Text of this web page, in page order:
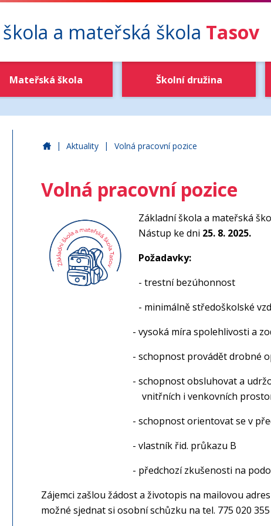
a mateřská škola Tasov
Mateřská škola Školní družina
Základní škola a mateřská škola Tasov
| Aktuality | Volná pracovní pozice
Volná pracovní pozice
Základní škola a mateřská
Nástup ke dni 25. 8. 2025.
Požadavky:
- trestní bezúhonnost
- minimálně středoškolské
- vysoká míra spolehlivosti a
- schopnost provádět drobné opravy
- schopnost obsluhovat a udržovat
vnitřních i venkovních prostor
- schopnost orientovat se v
- vlastník řid. průkazu B
- předchozí zkušenosti na podobné
Zájemci zašlou žádost a životopis na mailovou
možné sjednat si osobní schůzku na tel. 775 020